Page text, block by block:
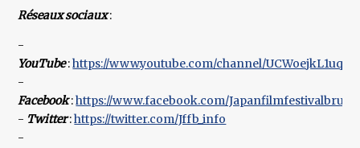
Réseaux sociaux:
-
YouTube:https://www.youtube.com/channel/
-
Facebook:https://www.facebook.com/
- Twitter:https://twitter.com/Jffb_info
-